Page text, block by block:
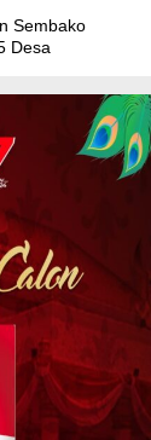
Sembako
Desa